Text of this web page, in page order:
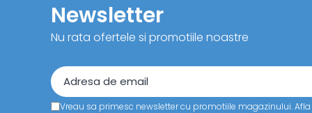
Newsletter
Nu rata ofertele si promotiile noastre
Vreau sa primesc newsletter cu promotiile magazinului.